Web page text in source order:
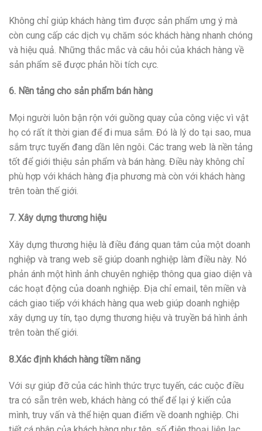
Không chỉ giúp khách hàng tìm được sản phẩm ưng ý mà
còn cung cấp các dịch vụ chăm sóc khách hàng nhanh chóng
và hiệu quả. Những thắc mắc và câu hỏi của khách hàng về
sản phẩm sẽ được phản hồi tích cực.
6. Nền tảng cho sản phẩm bán hàng
Mọi người luôn bận rộn với guồng quay của công việc vì vật
họ có rất ít thời gian để đi mua sắm. Đó là lý do tại sao, mua
sắm trực tuyến đang dần lên ngôi. Các trang web là nền tảng
tốt để giới thiệu sản phẩm và bán hàng. Điều này không chỉ
phù hợp với khách hàng địa phương mà còn với khách hàng
trên toàn thế giới.
7. Xây dựng thương hiệu
Xây dựng thương hiệu là điều đáng quan tâm của một doanh
nghiệp và trang web sẽ giúp doanh nghiệp làm điều này. Nó
phản ánh một hình ảnh chuyên nghiệp thông qua giao diện và
các hoạt động của doanh nghiệp. Địa chỉ email, tên miền và
cách giao tiếp với khách hàng qua web giúp doanh nghiệp
xây dựng uy tín, tạo dựng thương hiệu và truyền bá hình ảnh
trên toàn thế giới.
8.Xác định khách hàng tiềm năng
Với sự giúp đỡ của các hình thức trực tuyến, các cuộc điều
tra có sẵn trên web, khách hàng có thể để lại ý kiến của
mình, truy vấn và thể hiện quan điểm về doanh nghiệp. Chi